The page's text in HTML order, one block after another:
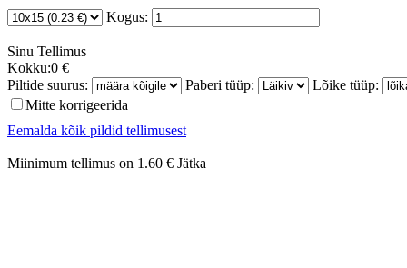
Kogus:
Sinu Tellimus
Kokku:0 €
Piltide suurus:
Paberi tüüp:
Lõike tüüp:
Mitte korrigeerida
Eemalda kõik pildid tellimusest
Miinimum tellimus on 1.60 € Jätka